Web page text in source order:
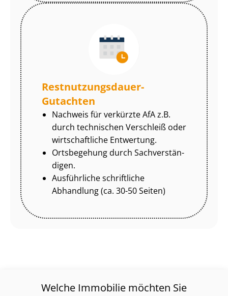
Rest­nut­zungs­dau­er-
Gutachten
Nachweis für verkürzte AfA z.B.
durch technischen Verschleiß oder
wirtschaftliche Entwertung.
Ortsbegehung durch Sach­ver­stän­
di­gen.
Ausführliche schriftliche
Abhandlung (ca. 30-50 Seiten)
Welche Immobilie möchten Sie